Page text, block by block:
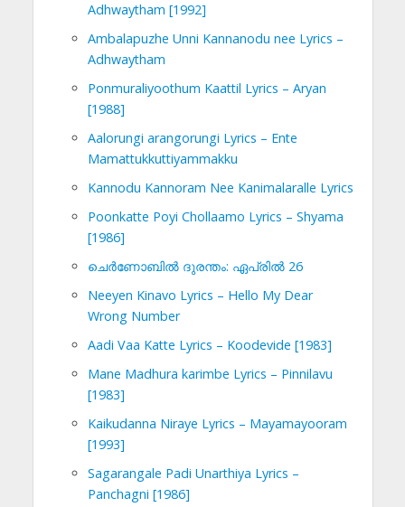
Adhwaytham [1992]
Ambalapuzhe Unni Kannanodu nee Lyrics –
Adhwaytham
Ponmuraliyoothum Kaattil Lyrics – Aryan
[1988]
Aalorungi arangorungi Lyrics – Ente
Mamattukkuttiyammakku
Kannodu Kannoram Nee Kanimalaralle Lyrics
Poonkatte Poyi Chollaamo Lyrics – Shyama
[1986]
ചെര്‍ണോബില്‍ ദുരന്തം: ഏപ്രില്‍ 26
Neeyen Kinavo Lyrics – Hello My Dear
Wrong Number
Aadi Vaa Katte Lyrics – Koodevide [1983]
Mane Madhura karimbe Lyrics – Pinnilavu
[1983]
Kaikudanna Niraye Lyrics – Mayamayooram
[1993]
Sagarangale Padi Unarthiya Lyrics –
Panchagni [1986]